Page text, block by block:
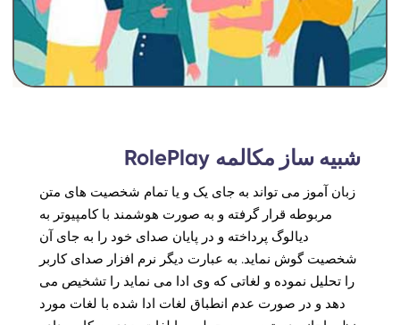
RolePlay شبیه ساز مکالمه
زبان آموز می تواند به جای یک و یا تمام شخصیت های متن
مربوطه قرار گرفته و به صورت هوشمند با کامپیوتر به
دیالوگ پرداخته و در پایان صدای خود را به جای آن
شخصیت گوش نماید. به عبارت دیگر نرم افزار صدای کاربر
را تحلیل نموده و لغاتی که وی ادا می نماید را تشخیص می
دهد و در صورت عدم انطباق لغات ادا شده با لغات مورد